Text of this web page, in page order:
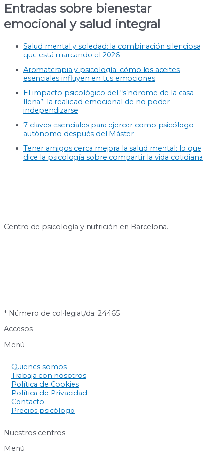
Entradas sobre bienestar
emocional y salud integral
Salud mental y soledad: la combinación silenciosa
que está marcando el 2026
Aromaterapia y psicología: cómo los aceites
esenciales influyen en tus emociones
El impacto psicológico del “síndrome de la casa
llena”: la realidad emocional de no poder
independizarse
7 claves esenciales para ejercer como psicólogo
autónomo después del Máster
Tener amigos cerca mejora la salud mental: lo que
dice la psicología sobre compartir la vida cotidiana
Centro de psicología y nutrición en Barcelona.
* Número de col·legiat/da: 24465
Accesos
Menú
Quienes somos
Trabaja con nosotros
Política de Cookies
Política de Privacidad
Contacto
Precios psicólogo
Nuestros centros
Menú